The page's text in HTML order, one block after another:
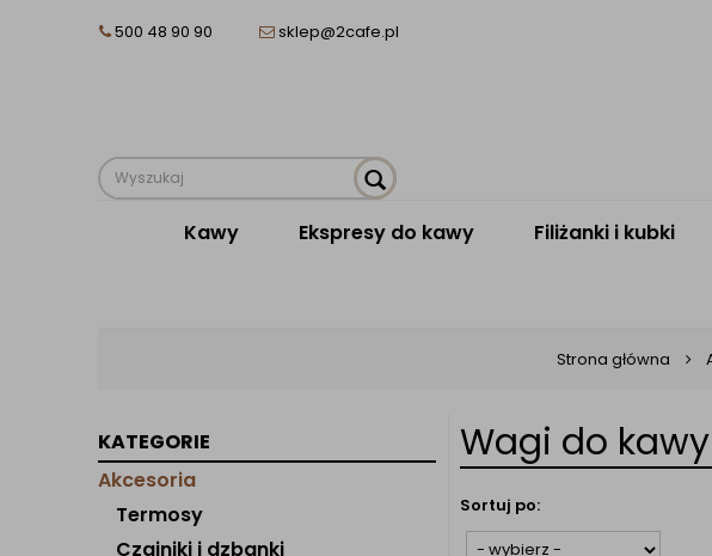
500 48 90 90 sklep@2cafe.pl
Kawy Ekspresy do kawy Filiżanki i kubki
Strona główna
KATEGORIE
Akcesoria
Termosy
Czajniki i dzbanki
Wagi do
Sortuj po: